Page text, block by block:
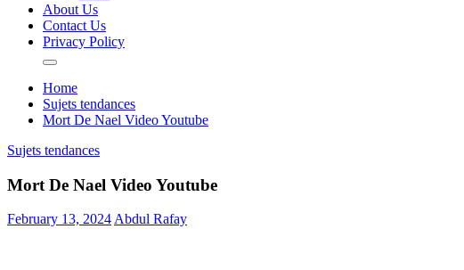
About Us
Contact Us
Privacy Policy
Home
Sujets tendances
Mort De Nael Video Youtube
Sujets tendances
Mort De Nael Video Youtube
February 13, 2024Abdul Rafay